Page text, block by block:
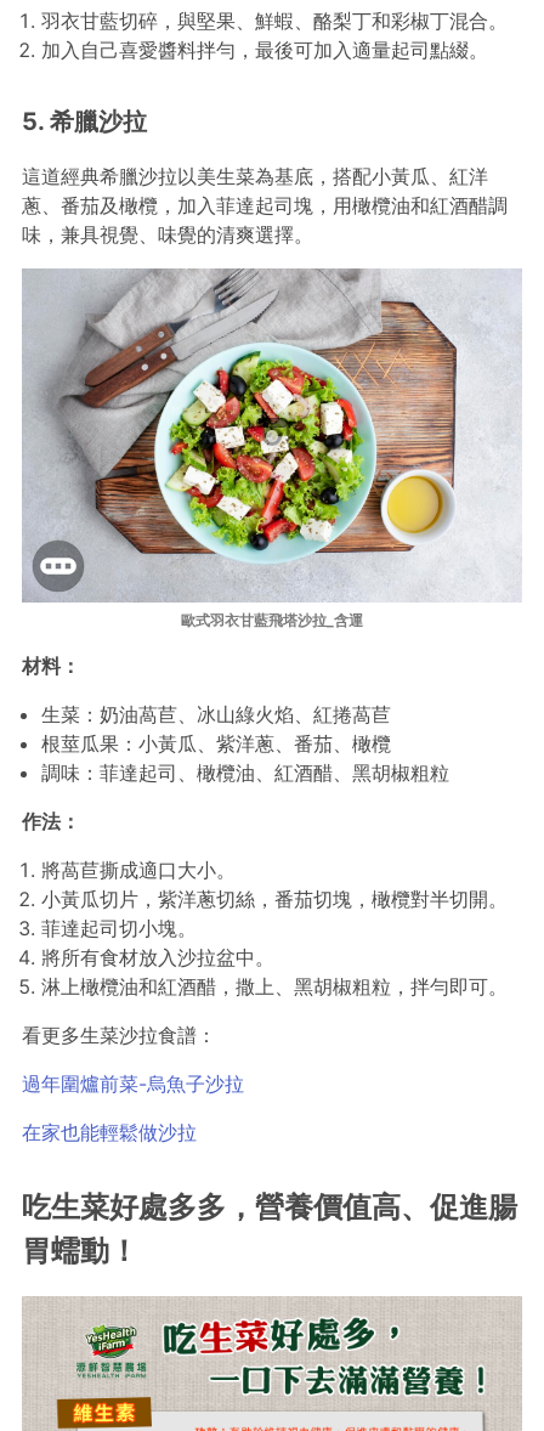
羽衣甘藍切碎，與堅果、鮮蝦、酪梨丁和彩椒丁混合。
加入自己喜愛醬料拌勻，最後可加入適量起司點綴。
5. 希臘沙拉
這道經典希臘沙拉以美生菜為基底，搭配小黃瓜、紅洋
蔥、番茄及橄欖，加入菲達起司塊，用橄欖油和紅酒醋調
味，兼具視覺、味覺的清爽選擇。
歐式羽衣甘藍飛塔沙拉_含運
材料：
生菜：奶油萵苣、冰山綠火焰、紅捲萵苣
根莖瓜果：小黃瓜、紫洋蔥、番茄、橄欖
調味：菲達起司、橄欖油、紅酒醋、黑胡椒粗粒
作法：
將萵苣撕成適口大小。
小黃瓜切片，紫洋蔥切絲，番茄切塊，橄欖對半切開。
菲達起司切小塊。
將所有食材放入沙拉盆中。
淋上橄欖油和紅酒醋，撒上、黑胡椒粗粒，拌勻即可。
看更多生菜沙拉食譜：
過年圍爐前菜-烏魚子沙拉
在家也能輕鬆做沙拉
吃生菜好處多多，營養價值高、促進腸
胃蠕動！